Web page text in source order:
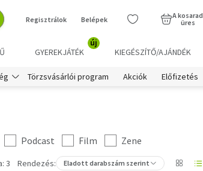
Regisztrálok Belépek
A kosarad
üres
GYEREKJÁTÉK
új
KIEGÉSZÍTŐ/AJÁNDÉK
Törzsvásárlói program Akciók Előfizetés
Podcast Film
Zene
3 Rendezés: Eladott darabszám szerint